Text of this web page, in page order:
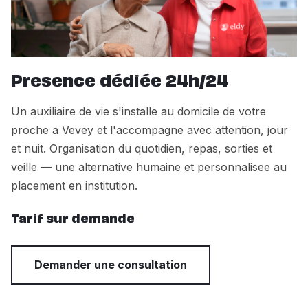
Presence dédiée 24h/24
Un auxiliaire de vie s'installe au domicile de votre
proche a Vevey et l'accompagne avec attention, jour
et nuit. Organisation du quotidien, repas, sorties et
veille — une alternative humaine et personnalisee au
placement en institution.
Tarif sur demande
Demander une consultation